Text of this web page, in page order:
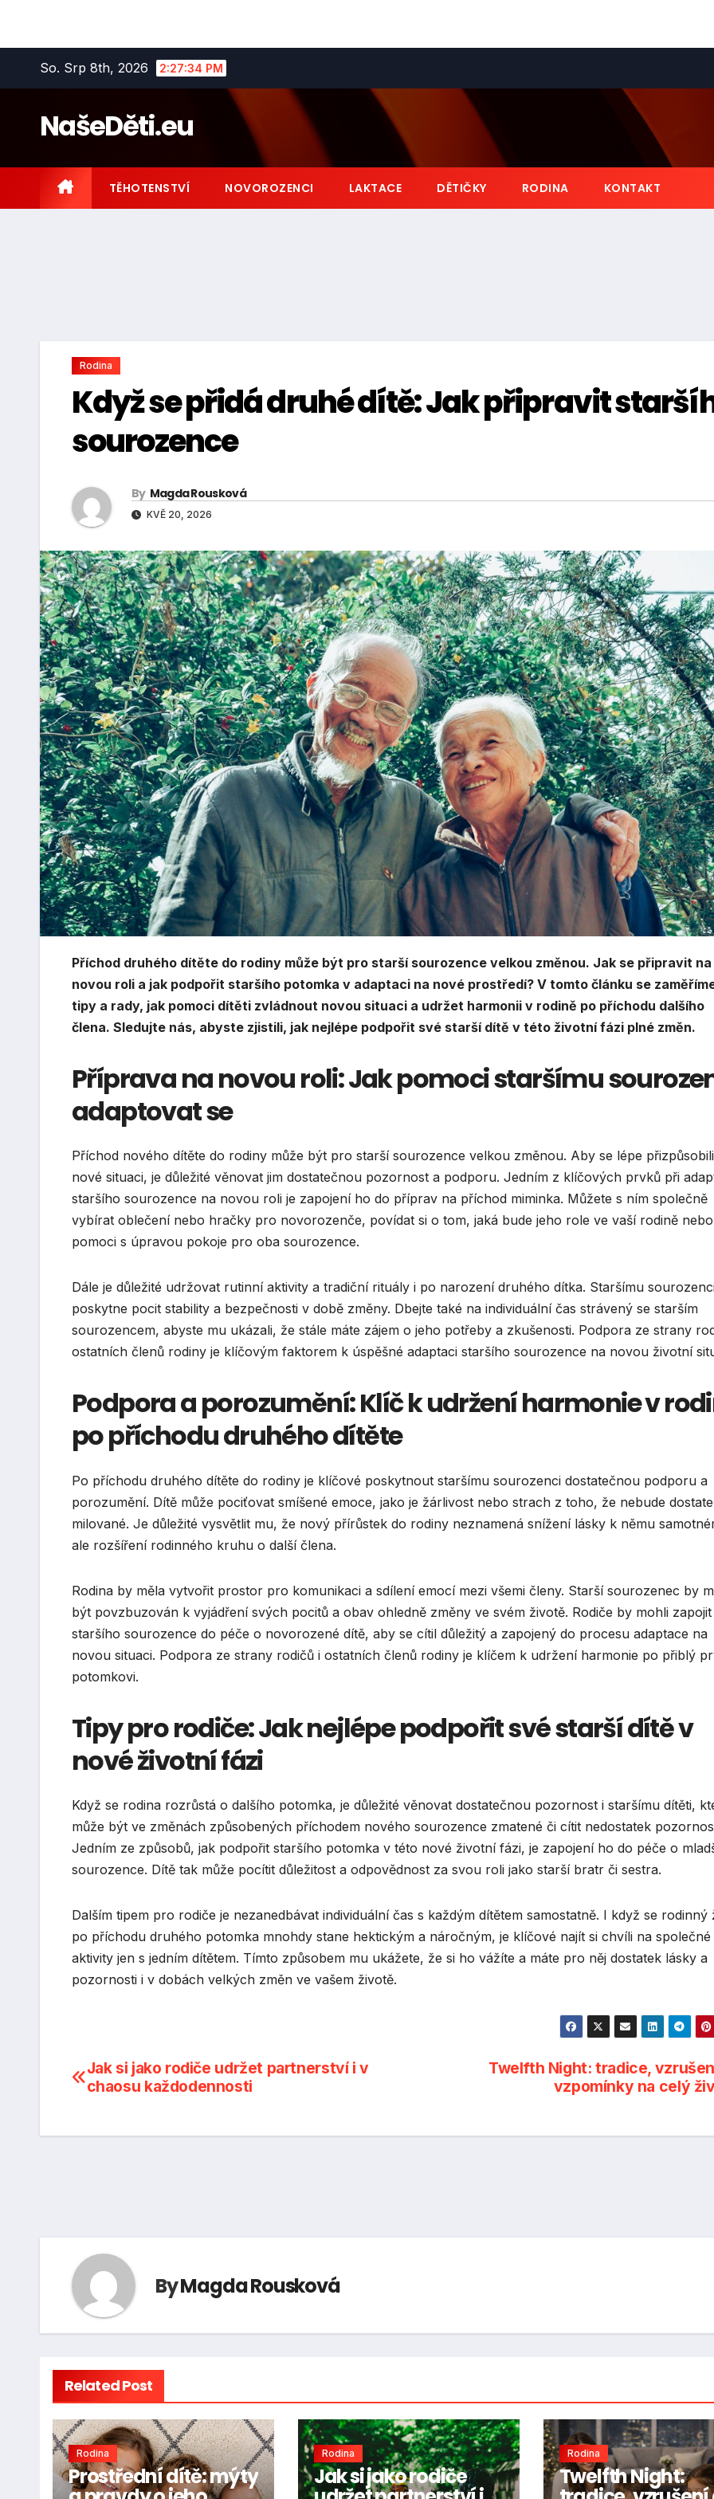
So. Srp 8th, 2026 2:27:36 PM
NašeDěti.eu
TĚHOTENSTVÍ NOVOROZENCI LAKTACE DĚTIČKY RODINA KONTAKT
Rodina
Když se přidá druhé dítě: Jak připravit
sourozence
By Magda Rousková
KVĚ 20, 2026
Příchod druhého dítěte do rodiny může být pro starší sourozence velkou změnou. Jak se připravit na
novou roli a jak podpořit staršího potomka v adaptaci na nové prostředí? V tomto článku se
tipy a rady, jak pomoci dítěti zvládnout novou situaci a udržet harmonii v rodině po příchodu dalšího
člena. Sledujte nás, abyste zjistili, jak nejlépe podpořit své starší dítě v této životní fázi plné změn.
Příprava na novou roli: Jak pomoci staršímu
adaptovat se
Příchod nového dítěte do rodiny může být pro starší sourozence velkou změnou. Aby se lépe přizpůsobili
nové situaci, je důležité věnovat jim dostatečnou pozornost a podporu. Jedním z klíčových prvků při
staršího sourozence na novou roli je zapojení ho do příprav na příchod miminka. Můžete s ním společně
vybírat oblečení nebo hračky pro novorozenče, povídat si o tom, jaká bude jeho role ve vaší rodině
pomoci s úpravou pokoje pro oba sourozence.
Dále je důležité udržovat rutinní aktivity a tradiční rituály i po narození druhého dítka. Staršímu
poskytne pocit stability a bezpečnosti v době změny. Dbejte také na individuální čas strávený se starším
sourozencem, abyste mu ukázali, že stále máte zájem o jeho potřeby a zkušenosti. Podpora ze strany
ostatních členů rodiny je klíčovým faktorem k úspěšné adaptaci staršího sourozence na novou životní
Podpora a porozumění: Klíč k udržení harmonie v
po příchodu druhého dítěte
Po příchodu druhého dítěte do rodiny je klíčové poskytnout staršímu sourozenci dostatečnou podporu a
porozumění. Dítě může pociťovat smíšené emoce, jako je žárlivost nebo strach z toho, že nebude
milované. Je důležité vysvětlit mu, že nový přírůstek do rodiny neznamená snížení lásky k němu
ale rozšíření rodinného kruhu o další člena.
Rodina by měla vytvořit prostor pro komunikaci a sdílení emocí mezi všemi členy. Starší sourozenec by
být povzbuzován k vyjádření svých pocitů a obav ohledně změny ve svém životě. Rodiče by mohli zapojit
staršího sourozence do péče o novorozené dítě, aby se cítil důležitý a zapojený do procesu adaptace na
novou situaci. Podpora ze strany rodičů i ostatních členů rodiny je klíčem k udržení harmonie po přiblý
potomkovi.
Tipy pro rodiče: Jak nejlépe podpořit své starší dítě v
nové životní fázi
Když se rodina rozrůstá o dalšího potomka, je důležité věnovat dostatečnou pozornost i staršímu dítěti,
může být ve změnách způsobených příchodem nového sourozence zmatené či cítit nedostatek
Jedním ze způsobů, jak podpořit staršího potomka v této nové životní fázi, je zapojení ho do péče o
sourozence. Dítě tak může pocítit důležitost a odpovědnost za svou roli jako starší bratr či sestra.
Dalším tipem pro rodiče je nezanedbávat individuální čas s každým dítětem samostatně. I když se rodinný
po příchodu druhého potomka mnohdy stane hektickým a náročným, je klíčové najít si chvíli na společné
aktivity jen s jedním dítětem. Tímto způsobem mu ukážete, že si ho vážíte a máte pro něj dostatek lásky a
pozornosti i v dobách velkých změn ve vašem životě.
Navigace
příspěvek
Twelfth Night: tradice,
vzpomínky na celý
Jak si jako rodiče udržet partnerství i v
chaosu každodennosti
ByMagda Rousková
Related Post
Rodina
Prostřední dítě: mýty
Rodina
Jak si jako rodiče
Rodina
Twelfth Night: